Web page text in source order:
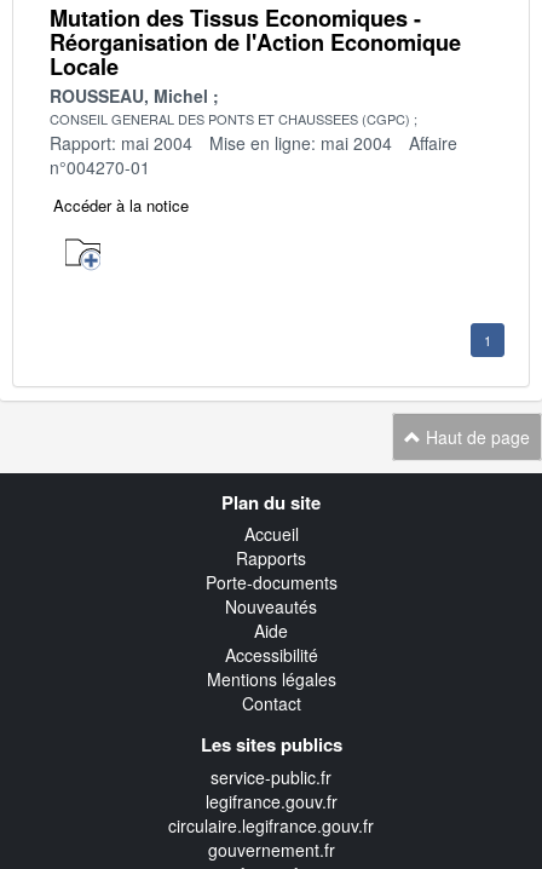
Mutation des Tissus Economiques -
Réorganisation de l'Action Economique
Locale
ROUSSEAU, Michel
CONSEIL GENERAL DES PONTS ET CHAUSSEES (CGPC)
Rapport: mai 2004 Mise en ligne: mai 2004
Affaire
n°004270-01
Accéder à la notice
1
Haut de page
Plan du site
Accueil
Rapports
Porte-documents
Nouveautés
Aide
Accessibilité
Mentions légales
Contact
Les sites publics
service-public.fr
legifrance.gouv.fr
circulaire.legifrance.gouv.fr
gouvernement.fr